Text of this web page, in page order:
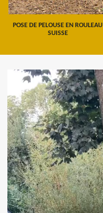
POSE DE PELOUSE EN ROULEAU
SUISSE